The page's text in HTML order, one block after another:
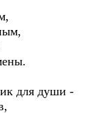
для души -